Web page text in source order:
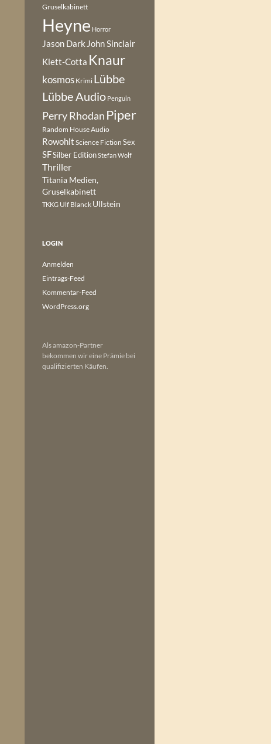
Gruselkabinett
Heyne Horror
Jason Dark John Sinclair
Klett-Cotta Knaur
kosmos Krimi Lübbe
Lübbe Audio Penguin
Perry Rhodan Piper
Random House Audio
Rowohlt Science Fiction Sex
SFSilber EditionStefan Wolf
Thriller
Titania Medien,
Gruselkabinett
TKKG Ulf Blanck Ullstein
LOGIN
Anmelden
Eintrags-Feed
Kommentar-Feed
WordPress.org
Als amazon-Partner
bekommen wir eine Prämie bei
qualifizierten Käufen.